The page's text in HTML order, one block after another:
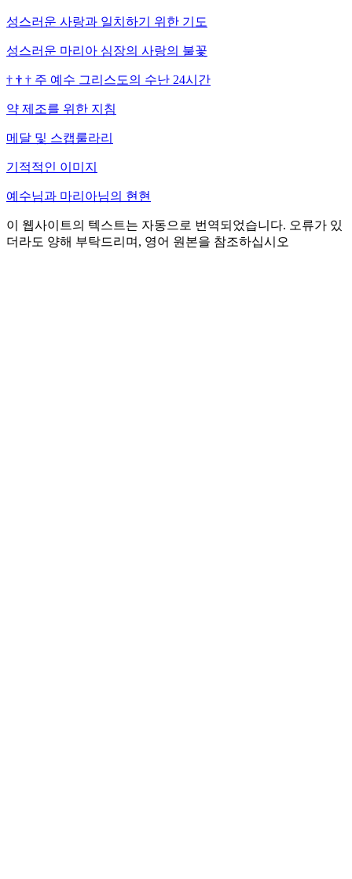
성스러운 사랑과 일치하기 위한 기도
성스러운 마리아 심장의 사랑의 불꽃
† † † 주 예수 그리스도의 수난 24시간
약 제조를 위한 지침
메달 및 스캡룰라리
기적적인 이미지
예수님과 마리아님의 현현
이 웹사이트의 텍스트는 자동으로 번역되었습니다. 오류가 있
더라도 양해 부탁드리며, 영어 원본을 참조하십시오